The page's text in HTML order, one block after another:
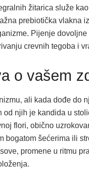
žitarica služe
prebiotička vlakna
Pijenje
crevnih tegoba i
o vašem
ali kada dođe do
od njih je kandida u
flori, obično
šećerima ili
promene u ritmu